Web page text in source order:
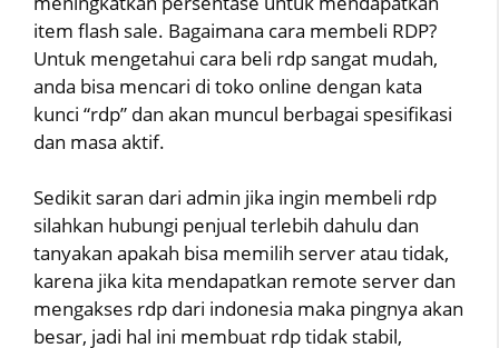
item flash sale. Bagaimana cara membeli RDP?
Untuk mengetahui cara beli rdp sangat mudah,
anda bisa mencari di toko online dengan kata
kunci “rdp” dan akan muncul berbagai spesifikasi
dan masa aktif.
Sedikit saran dari admin jika ingin membeli rdp
silahkan hubungi penjual terlebih dahulu dan
tanyakan apakah bisa memilih server atau tidak,
karena jika kita mendapatkan remote server dan
mengakses rdp dari indonesia maka pingnya akan
besar, jadi hal ini membuat rdp tidak stabil,